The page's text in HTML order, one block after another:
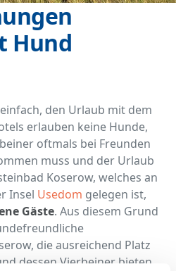
Hund
den Urlaub mit dem
erlauben keine Hunde,
oftmals bei Freunden
muss und der Urlaub
Koserow, welches an
Insel Usedom gelegen ist,
Gäste. Aus diesem Grund
die ausreichend Platz
dessen Vierbeiner bieten.